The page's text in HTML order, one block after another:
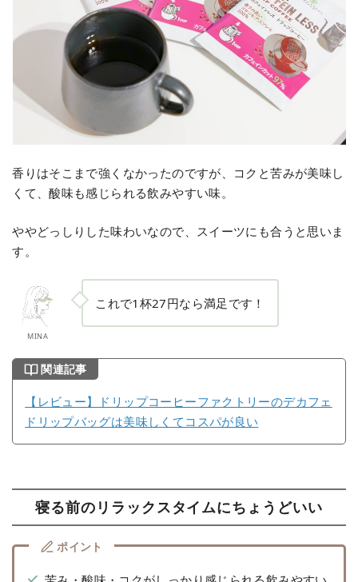
香りはそこまで強くなかったのですが、コクと苦みが美味し
くて、酸味も感じられる飲みやすい味。
ややどっしりした味わいなので、スイーツにも合うと思いま
す。
MINA
これで1杯27円なら満足です！
関連記事
【レビュー】ドリップコーヒーファクトリーのデカフェ
ドリップバッグは美味しくてコスパが良い
寝る前のリラックスタイムにちょうどいい
ポイント